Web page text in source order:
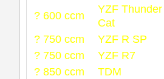
? 600 ccm
YZF Thunder
Cat
? 750 ccm
YZF R SP
? 750 ccm
YZF R7
? 850 ccm
TDM